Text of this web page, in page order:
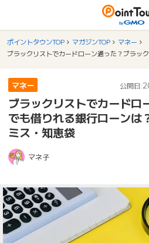
ポイントタウンTOP マガジンTOP
マネー
マネー 公開日:
ブラックリストでカードロ
でも借りれる銀行ローンは
ミス・知恵袋
マネ子